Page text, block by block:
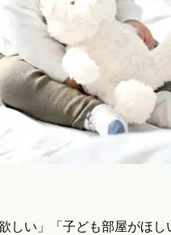
しい」「子ども部屋がほ